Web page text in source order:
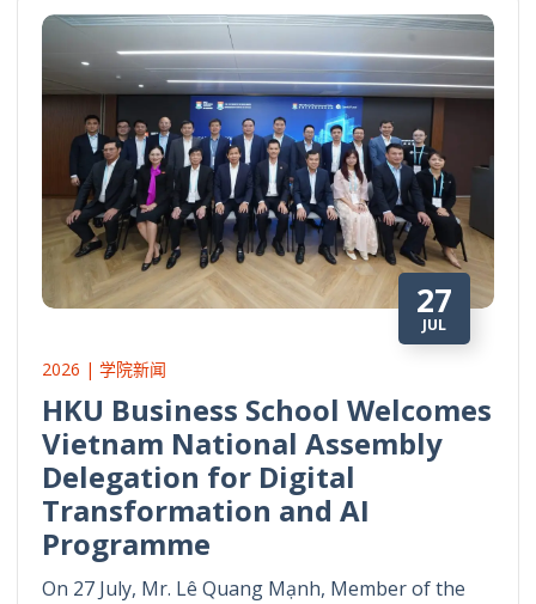
27
JUL
2026 | 学院新闻
HKU Business School Welcomes
Vietnam National Assembly
Delegation for Digital
Transformation and AI
Programme
On 27 July, Mr. Lê Quang Mạnh, Member of the